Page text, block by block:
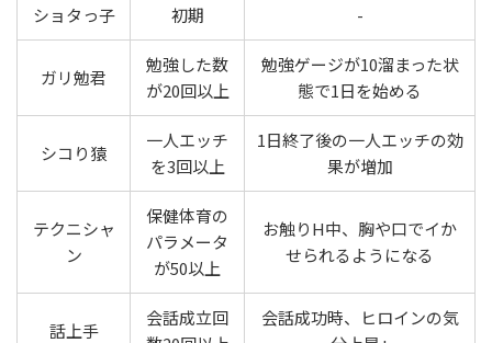
ショタっ子 初期 -
ガリ勉君
勉強した数
が20回以上
勉強ゲージが10溜まった状
態で1日を始める
シコり猿
一人エッチ
を3回以上
1日終了後の一人エッチの効
果が増加
テクニシャ
ン
保健体育の
パラメータ
が50以上
お触りH中、胸や口でイか
せられるようになる
話上手
会話成立回
会話成功時、ヒロインの気